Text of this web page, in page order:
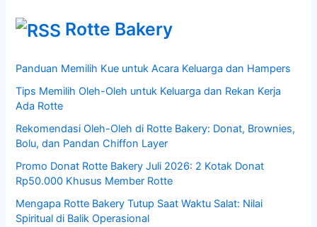
Rotte Bakery
Panduan Memilih Kue untuk Acara Keluarga dan Hampers
Tips Memilih Oleh-Oleh untuk Keluarga dan Rekan Kerja
Ada Rotte
Rekomendasi Oleh-Oleh di Rotte Bakery: Donat, Brownies,
Bolu, dan Pandan Chiffon Layer
Promo Donat Rotte Bakery Juli 2026: 2 Kotak Donat
Rp50.000 Khusus Member Rotte
Mengapa Rotte Bakery Tutup Saat Waktu Salat: Nilai
Spiritual di Balik Operasional